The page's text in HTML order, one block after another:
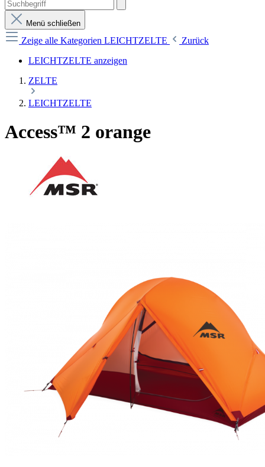
Menü schließen
Zeige alle Kategorien LEICHTZELTE
Zurück
LEICHTZELTE anzeigen
ZELTE
LEICHTZELTE
Access™ 2 orange